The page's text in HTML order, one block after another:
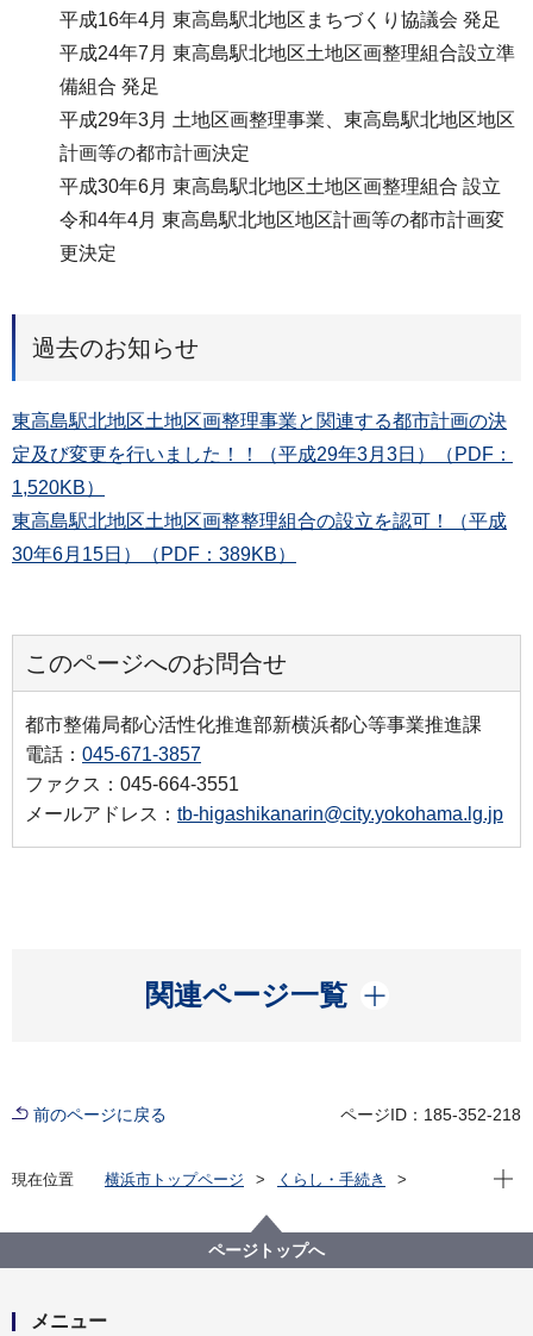
平成16年4月 東高島駅北地区まちづくり協議会 発足
平成24年7月 東高島駅北地区土地区画整理組合設立準
備組合 発足
平成29年3月 土地区画整理事業、東高島駅北地区地区
計画等の都市計画決定
平成30年6月 東高島駅北地区土地区画整理組合 設立
令和4年4月 東高島駅北地区地区計画等の都市計画変
更決定
過去のお知らせ
東高島駅北地区土地区画整理事業と関連する都市計画の決
定及び変更を行いました！！（平成29年3月3日）（PDF：
1,520KB）
東高島駅北地区土地区画整整理組合の設立を認可！（平成
30年6月15日）（PDF：389KB）
このページへのお問合せ
都市整備局都心活性化推進部新横浜都心等事業推進課
電話： 045-671-3857
ファクス：045-664-3551
メールアドレス： tb-higashikanarin@city.yokohama.lg.jp
関連ページ一覧
開く
前のページに戻る ページID：185-352-218
現在位置 横浜市トップページ
くらし・手続き
横浜都心部のまちづくり
東神奈川・京浜臨海部のまちづくり
東高島駅北地区のまちづくり
現在
ページトップへ
メニュー